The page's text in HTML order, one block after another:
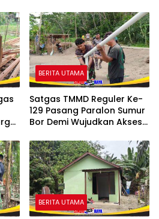
Stunting
BERITA UTAMA
Satgas TMMD Reguler Ke-
129 Pasang Paralon Sumur
Bor Demi Wujudkan Akses
BERITA UTAMA